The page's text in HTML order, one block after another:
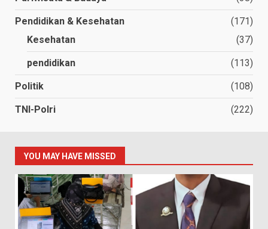
Pendidikan & Kesehatan
(171)
Kesehatan
(37)
pendidikan (113)
Politik (108)
TNI-Polri (222)
YOU MAY HAVE MISSED